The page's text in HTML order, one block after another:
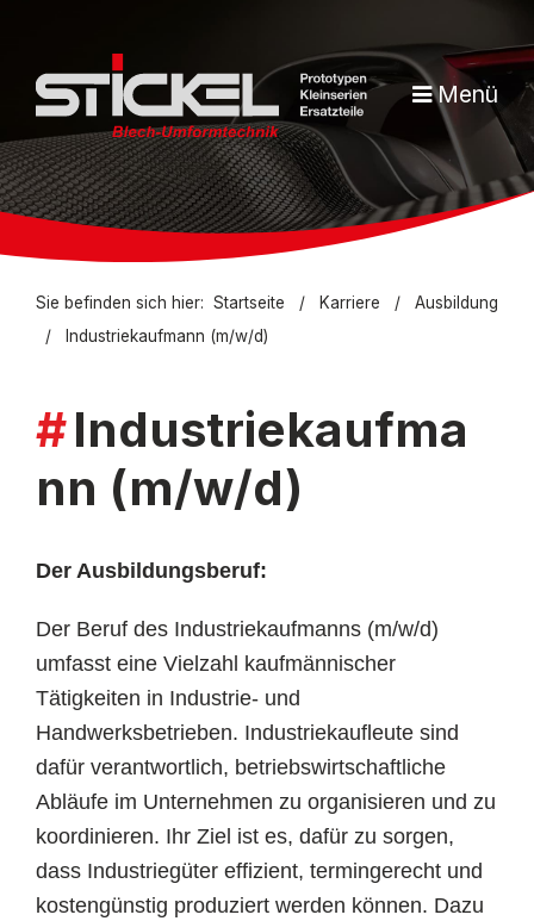
Menü
Sie befinden sich hier: Startseite / Karriere /
Ausbildung
/
Industriekaufmann (m/w/d)
Industriekaufma
nn (m/w/d)
Der Ausbildungsberuf:
Der Beruf des Industriekaufmanns (m/w/d)
umfasst eine Vielzahl kaufmännischer
Tätigkeiten in Industrie- und
Handwerksbetrieben. Industriekaufleute sind
dafür verantwortlich, betriebswirtschaftliche
Abläufe im Unternehmen zu organisieren und zu
koordinieren. Ihr Ziel ist es, dafür zu sorgen,
dass Industriegüter effizient, termingerecht und
kostengünstig produziert werden können. Dazu